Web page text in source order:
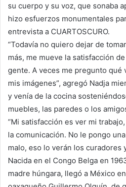
su cuerpo y su voz, que sonaba
hizo esfuerzos monumentales
entrevista a CUARTOSCURO.
“Todavía no quiero dejar de
más, me mueve la satisfacción
gente. A veces me pregunto qué
mis imágenes”, agregó Nadja
y venía de la cocina
muebles, las paredes o los
“Mi satisfacción es ver mi
la comunicación. No le pongo
malo, eso lo verán los curadores
Nacida en el Congo Belga en
madre húngara, llegó a México